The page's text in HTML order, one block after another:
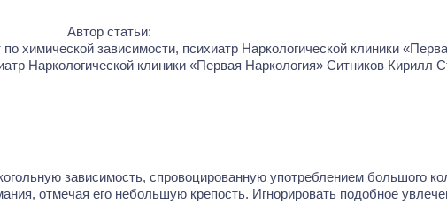
Автор статьи:
Наркологической клиники «Первая Наркология» Ситников Кирилл
зависимость, спровоцированную употреблением большого
отмечая его небольшую крепость. Игнорировать подобное